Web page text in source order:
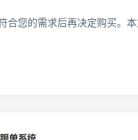
您的需求后再决定购买。